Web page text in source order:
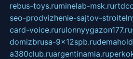
rebus-toys.ruminelab-msk.ru
seo-prodvizhenie-sajtov-
card-voice.rurulonnyygazon177.ru
domizbrusa-9x12spb.ru
a380club.ruargentinamia.ru